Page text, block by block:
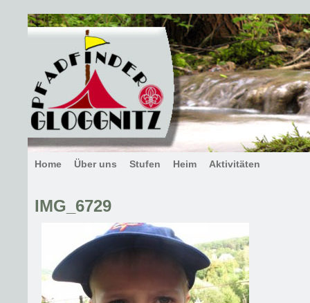
Home Über uns Stufen Heim Aktivitäten
IMG_6729